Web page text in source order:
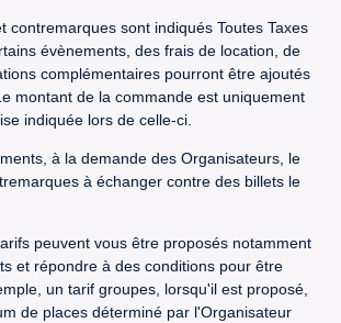
contremarques sont indiqués Toutes Taxes
évènements, des frais de location, de
complémentaires pourront être ajoutés
montant de la commande est uniquement
indiquée lors de celle-ci.
à la demande des Organisateurs, le
à échanger contre des billets le
peuvent vous être proposés notamment
et répondre à des conditions pour être
un tarif groupes, lorsqu'il est proposé,
de places déterminé par l'Organisateur